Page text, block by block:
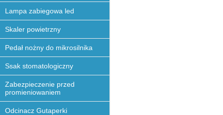
Lampa zabiegowa led
Skaler powietrzny
Pedał nożny do mikrosilnika
Ssak stomatologiczny
Zabezpieczenie przed
promieniowaniem
Odcinacz Gutaperki